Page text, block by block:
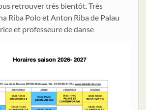
retrouver très bientôt. Très
Riba Polo et Anton Riba de Palau
et professeure de danse